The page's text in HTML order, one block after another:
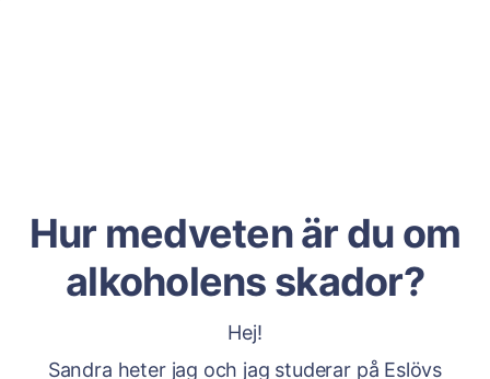
Hur medveten är du om
alkoholens skador?
Hej!
Sandra heter jag och jag studerar på Eslövs